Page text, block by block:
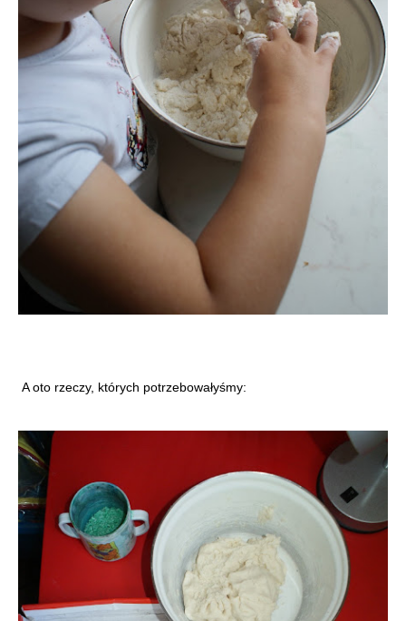
A oto rzeczy, których potrzebowałyśmy: